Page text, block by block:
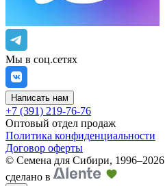
Мы в соц.сетях
Написать нам
+7 (391) 219-76-76
Оптовый отдел продаж
Политика конфиденциальности
Договор оферты
© Семена для Сибири, 1996–2026
сделано в